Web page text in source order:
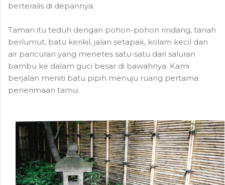
berteralis di depannya.
Taman itu teduh dengan pohon-pohon rindang, tanah
berlumut, batu kerikil, jalan setapak, kolam kecil dan
air pancuran yang menetes satu-satu dari saluran
bambu ke dalam guci besar di bawahnya. Kami
berjalan meniti batu pipih menuju ruang pertama
penerimaan tamu.